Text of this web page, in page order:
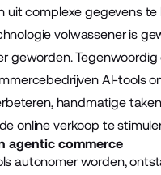
uit complexe gegevens te
volwassener is
geworden.
AI-tools
handmatige
online verkoop te
agentic commerce
autonomer worden,